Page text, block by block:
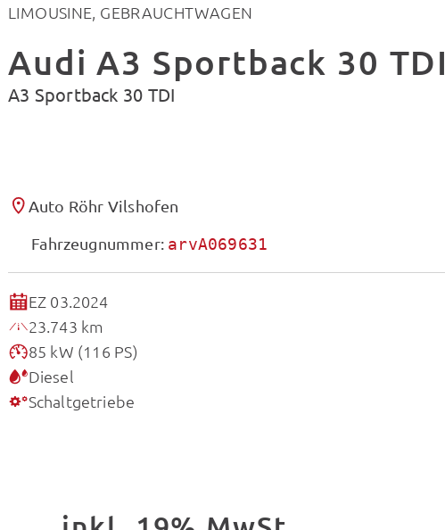
LIMOUSINE, GEBRAUCHTWAGEN
Audi A3 Sportback 30 TDI
A3 Sportback 30 TDI
Auto Röhr Vilshofen
Fahrzeugnummer: arvA069631
EZ 03.2024
23.743 km
85 kW (116 PS)
Diesel
Schaltgetriebe